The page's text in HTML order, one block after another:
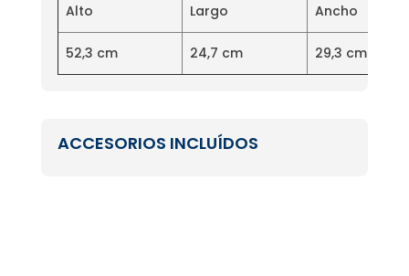
Alto Largo Ancho
52,3 cm 24,7 cm 29,3 cm
ACCESORIOS INCLUÍDOS